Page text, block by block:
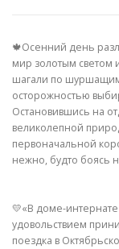
🍁Осенний день
мир золотым светом
шагали по
осторожностью
Остановившись на
великолепной
первоначальной
нежно, будто боясь
💛«В доме-
удовольствием
поездка в